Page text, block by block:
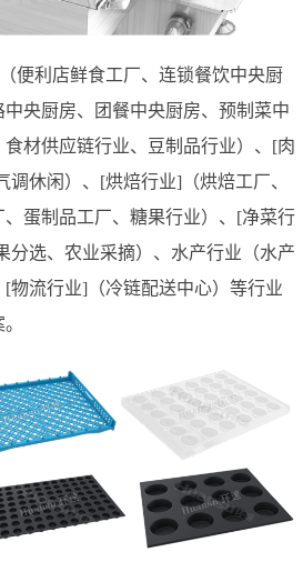
便利店鲜食工厂、连锁餐饮中央厨
央厨房、团餐中央厨房、预制菜中
材供应链行业、豆制品行业）、[肉
调休闲）、[烘焙行业]（烘焙工厂、
蛋制品工厂、糖果行业）、[净菜行
分选、农业采摘）、水产行业（水产
物流行业]（冷链配送中心）等行业